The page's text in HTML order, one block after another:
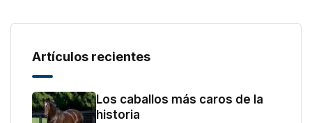
Artículos recientes
Los caballos más caros de la
historia